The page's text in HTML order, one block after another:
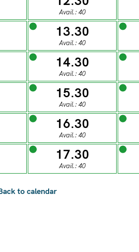
31
06
FRIDAY
07 08
13
FRIDAY
14 15
THURSDAY FRIDAY
21
Avail.: 40
13.30
Avail.: 40
14.30
Avail.: 40
15.30
Avail.: 40
16.30
Avail.: 40
17.30
Avail.: 40